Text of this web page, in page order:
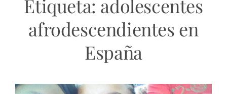
Etiqueta: adolescentes
afrodescendientes en
España